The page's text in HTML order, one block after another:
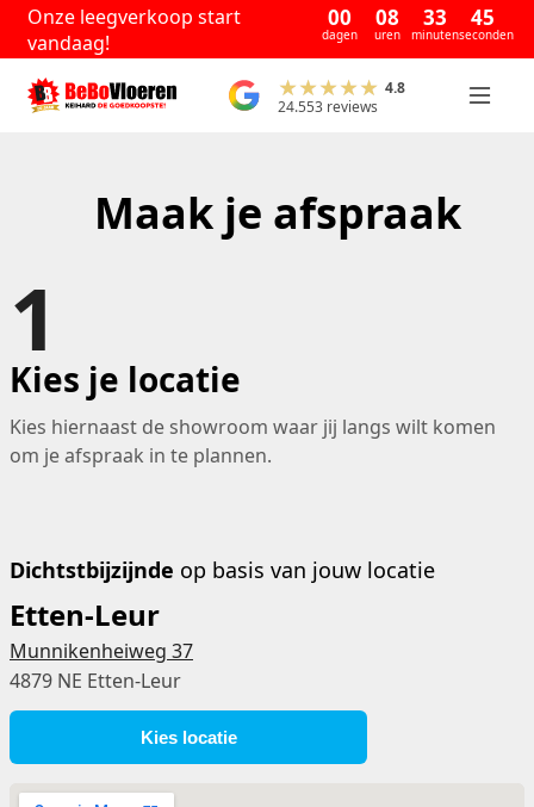
Onze leegverkoop start
vandaag!
00
dagen
08
uren
33
minuten
45
seconden
4.8
24.553 reviews
Maak je afspraak
1
Kies je locatie
Kies hiernaast de showroom waar jij langs wilt komen
om je afspraak in te plannen.
Dichtstbijzijnde op basis van jouw locatie
Etten-Leur
Munnikenheiweg 37
4879 NE Etten-Leur
Kies locatie